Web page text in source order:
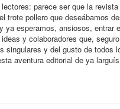
parece ser que la
trote pollero que deseábamos
ya esperamos, ansiosos, entrar
y colaboradores que,
singulares y del gusto de todos
aventura editorial de ya